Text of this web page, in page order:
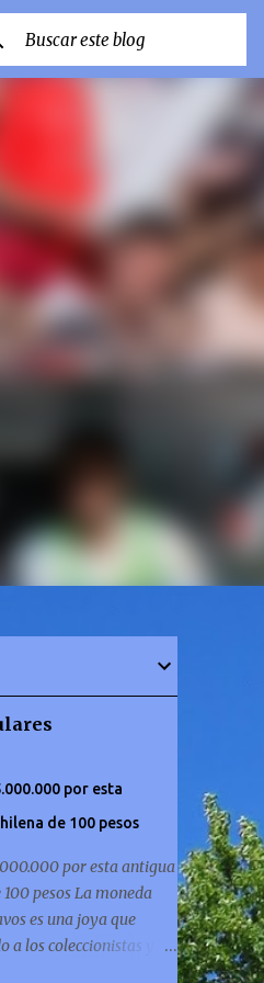
por esta
de 100 pesos
por esta antigua
pesos La moneda
es una joya que
a los coleccionistas y a